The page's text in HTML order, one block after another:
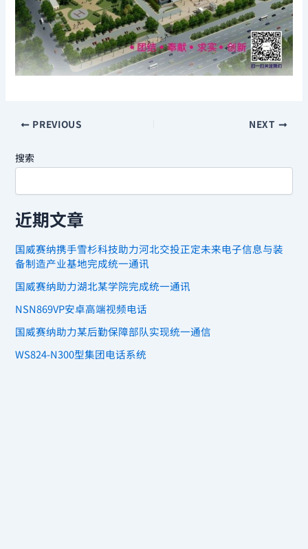
PREVIOUS NEXT
搜索
近期文章
国威赛纳携手雪杉科技助力河北交投正定未来电子信息与装
备制造产业基地完成统一通讯
国威赛纳助力湖北某学院完成统一通讯
NSN869VP安卓高端视频电话
国威赛纳助力某后勤保障部队实现统一通信
WS824-N300型集团电话系统